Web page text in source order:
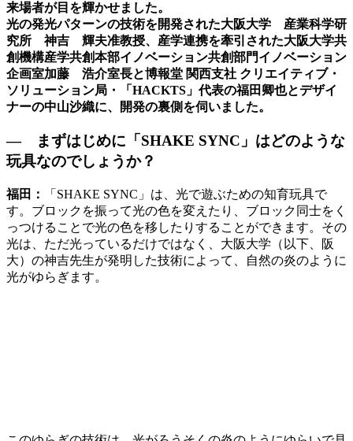
来場者が目を輝かせました。
光の発光パターンの技術を開発された大阪大学 産業科学研
究所 神吉 輝夫准教授、産学連携を牽引された大阪大学共
創機構産学共創本部イノベーション共創部門イノベーション
企画室加藤 浩介室長と博報堂 関⻄⽀社 クリエイティブ・
ソリューション局・「HACKTS」代表の福田卿也とデザイ
ナーの中山沙織に、開発の裏側を伺いました。
― まずはじめに「SHAKE SYNC」はどのような
玩具なのでしょうか？
福田：
「SHAKE SYNC」は、光で遊ぶための知育玩具で
す。ブロックを振って光の色を変えたり、ブロック同士をく
っつけることで光の色を移したりすることができます。その
光は、ただ光っているだけではなく、大阪大学（以下、阪
大）の神吉先生が発明した技術によって、自然の炎のように
光がゆらぎます。